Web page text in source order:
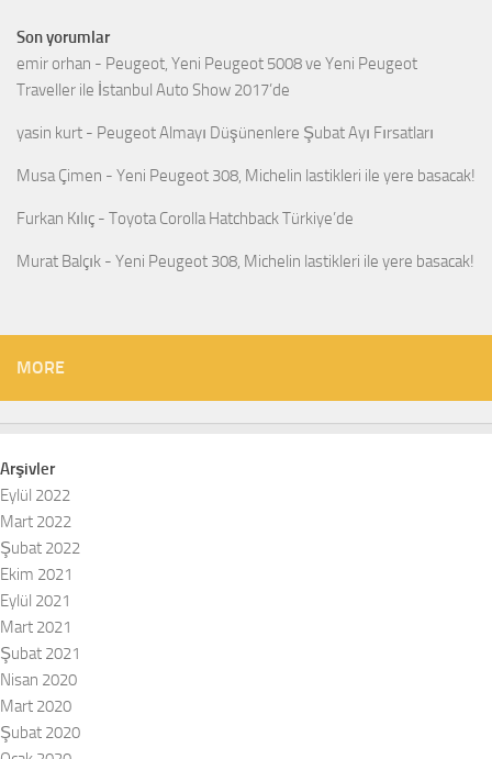
Son yorumlar
emir orhan - Peugeot, Yeni Peugeot 5008 ve Yeni Peugeot
Traveller ile İstanbul Auto Show 2017’de
yasin kurt - Peugeot Almayı Düşünenlere Şubat Ayı Fırsatları
Musa Çimen - Yeni Peugeot 308, Michelin lastikleri ile yere basacak!
Furkan Kılıç - Toyota Corolla Hatchback Türkiye’de
Murat Balçık - Yeni Peugeot 308, Michelin lastikleri ile yere basacak!
MORE
Arşivler
Eylül 2022
Mart 2022
Şubat 2022
Ekim 2021
Eylül 2021
Mart 2021
Şubat 2021
Nisan 2020
Mart 2020
Şubat 2020